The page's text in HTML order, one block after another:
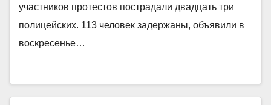
участников протестов пострадали двадцать три
полицейских. 113 человек задержаны, объявили в
воскресенье…